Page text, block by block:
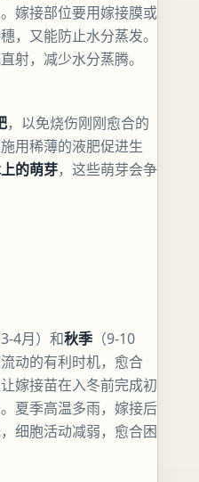
嫁接部位要用嫁接膜或
，又能防止水分蒸发。
射，减少水分蒸腾。
，以免烧伤刚刚愈合的
用稀薄的液肥促进生
的萌芽，这些萌芽会争
3-4月）和秋季 （9-10
动的有利时机，愈合
嫁接苗在入冬前完成初
夏季高温多雨，嫁接后
细胞活动减弱，愈合困